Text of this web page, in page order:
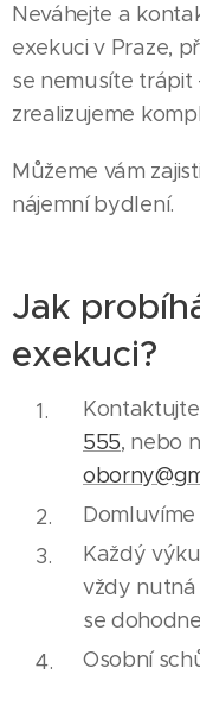
Neváhejte a
exekuci v Praze,
se nemusíte trápit
zrealizujeme
Můžeme vám
nájemní bydlení.
Jak
exekuci?
555, nebo
Každý
vždy
se
Osobní